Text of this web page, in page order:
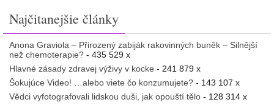
Najčitanejšie články
Anona Graviola – Přirozený zabiják rakovinných buněk – Silnější
než chemoterapie? - 435 529 x
Hlavné zásady zdravej výživy v kocke - 241 879 x
Šokujúce Video! …alebo viete čo konzumujete? - 143 107 x
Vědci vyfotografovali lidskou duši, jak opouští tělo - 128 314 x